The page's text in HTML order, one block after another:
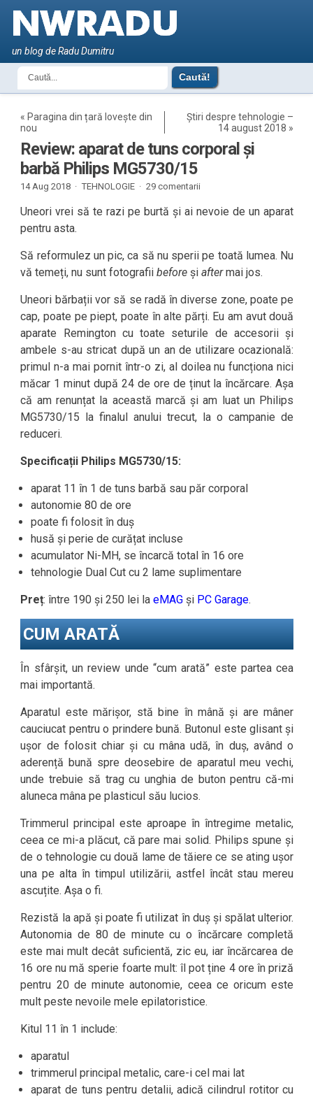
un blog de Radu Dumitru
« Paragina din țară lovește din
nou
Știri despre tehnologie –
14 august 2018 »
Review: aparat de tuns corporal și
barbă Philips MG5730/15
14 Aug 2018 · TEHNOLOGIE · 29 comentarii
Uneori vrei să te razi pe burtă și ai nevoie de un aparat
pentru asta.
Să reformulez un pic, ca să nu sperii pe toată lumea. Nu
vă temeți, nu sunt fotografiibefore șiaftermai jos.
Uneori bărbații vor să se radă în diverse zone, poate pe
cap, poate pe piept, poate în alte părți. Eu am avut două
aparate Remington cu toate seturile de accesorii și
ambele s-au stricat după un an de utilizare ocazională:
primul n-a mai pornit într-o zi, al doilea nu funcționa nici
măcar 1 minut după 24 de ore de ținut la încărcare. Așa
că am renunțat la această marcă și am luat un Philips
MG5730/15 la finalul anului trecut, la o campanie de
reduceri.
Specificații Philips MG5730/15:
aparat 11 în 1 de tuns barbă sau păr corporal
autonomie 80 de ore
poate fi folosit în duș
husă și perie de curățat incluse
acumulator Ni-MH, se încarcă total în 16 ore
tehnologie Dual Cut cu 2 lame suplimentare
Preț: între 190 și 250 lei laeMAG și PC Garage.
CUM ARATĂ
În sfârșit, un review unde “cum arată” este partea cea
mai importantă.
Aparatul este mărișor, stă bine în mână și are mâner
cauciucat pentru o prindere bună. Butonul este glisant și
ușor de folosit chiar și cu mâna udă, în duș, având o
aderență bună spre deosebire de aparatul meu vechi,
unde trebuie să trag cu unghia de buton pentru că-mi
aluneca mâna pe plasticul său lucios.
Trimmerul principal este aproape în întregime metalic,
ceea ce mi-a plăcut, că pare mai solid. Philips spune și
de o tehnologie cu două lame de tăiere ce se ating ușor
una pe alta în timpul utilizării, astfel încât stau mereu
ascuțite. Așa o fi.
Rezistă la apă și poate fi utilizat în duș și spălat ulterior.
Autonomia de 80 de minute cu o încărcare completă
este mai mult decât suficientă, zic eu, iar încărcarea de
16 ore nu mă sperie foarte mult: îl pot ține 4 ore în priză
pentru 20 de minute autonomie, ceea ce oricum este
mult peste nevoile mele epilatoristice.
Kitul 11 în 1 include:
aparatul
trimmerul principal metalic, care-i cel mai lat
aparat de tuns pentru detalii, adică cilindrul rotitor cu